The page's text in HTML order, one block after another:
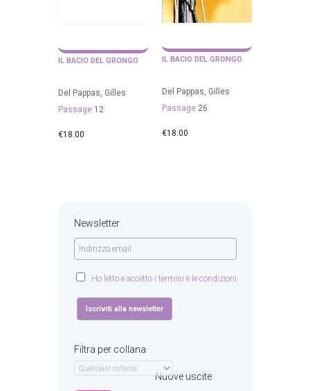
IL BACIO DEL GRONGO
Del Pappas, Gilles
Passage 12
€18.00
IL BACIO DEL GRONGO
Del Pappas, Gilles
Passage 26
€18.00
Newsletter
Ho letto e accetto i termini e le condizioni
Filtra per collana
Nuove uscite